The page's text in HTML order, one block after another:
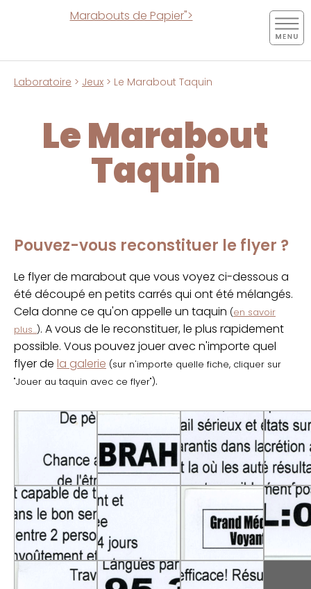
Marabouts de Papier">
Laboratoire > Jeux > Le Marabout Taquin
Le Marabout
Taquin
Pouvez-vous reconstituer le flyer ?
Le flyer de marabout que vous voyez ci-dessous a
été découpé en petits carrés qui ont été mélangés.
Cela donne ce qu'on appelle un taquin (en savoir
plus...). A vous de le reconstituer, le plus rapidement
possible. Vous pouvez jouer avec n'importe quel
flyer de la galerie (sur n'importe quelle fiche, cliquer sur
"Jouer au taquin avec ce flyer").